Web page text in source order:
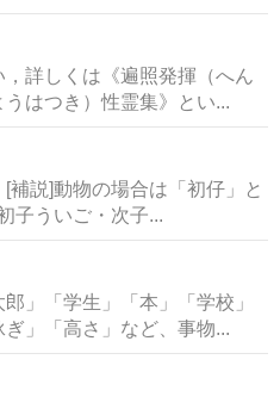
，詳しくは《遍照発揮（へん
はつき）性霊集》とい...
説]動物の場合は「初仔」と
子ういご・次子...
」「学生」「本」「学校」
ぎ」「高さ」など、事物...